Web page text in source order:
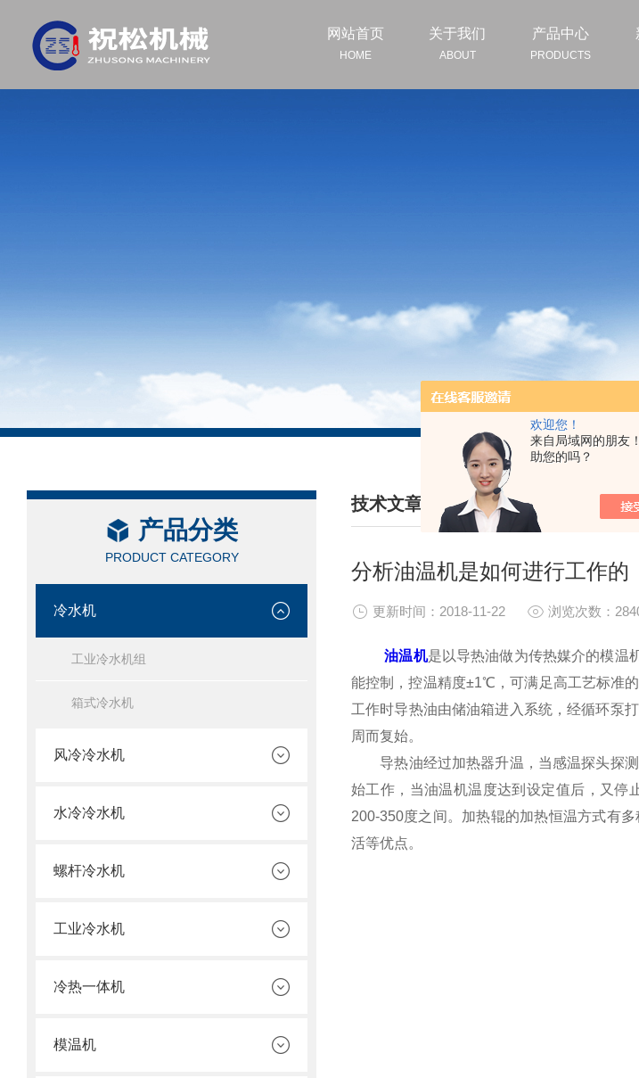
欢迎您！
来自局域网的朋友
助您的吗？
网站首页
HOME
关于我们
ABOUT
产品中心
PRODUCTS
产品分类
PRODUCT CATEGORY
冷水机
工业冷水机组
箱式冷水机
风冷冷水机
水冷冷水机
螺杆冷水机
工业冷水机
冷热一体机
模温机
技术文章
/ TECHNICAL ARTICLES
分析油温机是如何进行工作的
更新时间：2018-11-22 浏览次数：
油温机是以导热油做为传热媒介的模温
能控制，控温精度±1℃，可满足高工艺标准
工作时导热油由储油箱进入系统，经循环泵
周而复始。
导热油经过加热器升温，当感温探头探测
始工作，当油温机温度达到设定值后，又停
200-350度之间。加热辊的加热恒温方式有
活等优点。